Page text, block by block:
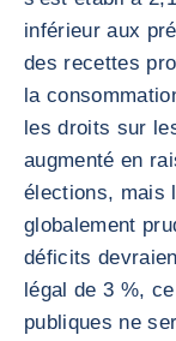
inférieur aux
des recettes
la
les droits sur
augmenté en
élections, mais
globalement
déficits
légal de 3 %,
publiques ne